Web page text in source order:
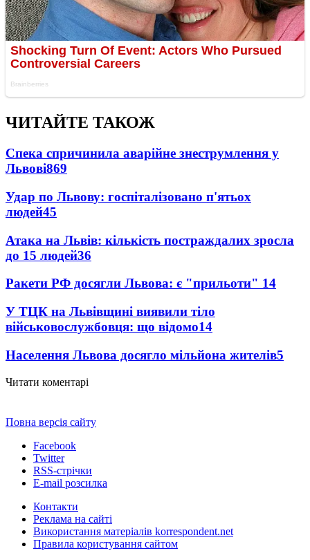
ЧИТАЙТЕ ТАКОЖ
Спека спричинила аварійне знеструмлення у
Львові869
Удар по Львову: госпіталізовано п'ятьох
людей45
Атака на Львів: кількість постраждалих зросла
до 15 людей36
Ракети РФ досягли Львова: є "прильоти" 14
У ТЦК на Львівщині виявили тіло
військовослужбовця: що відомо14
Населення Львова досягло мільйона жителів5
Читати коментарі
Повна версія сайту
Facebook
Twitter
RSS-стрічки
E-mail розсилка
Контакти
Реклама на сайті
Використання матеріалів korrespondent.net
Правила користування сайтом